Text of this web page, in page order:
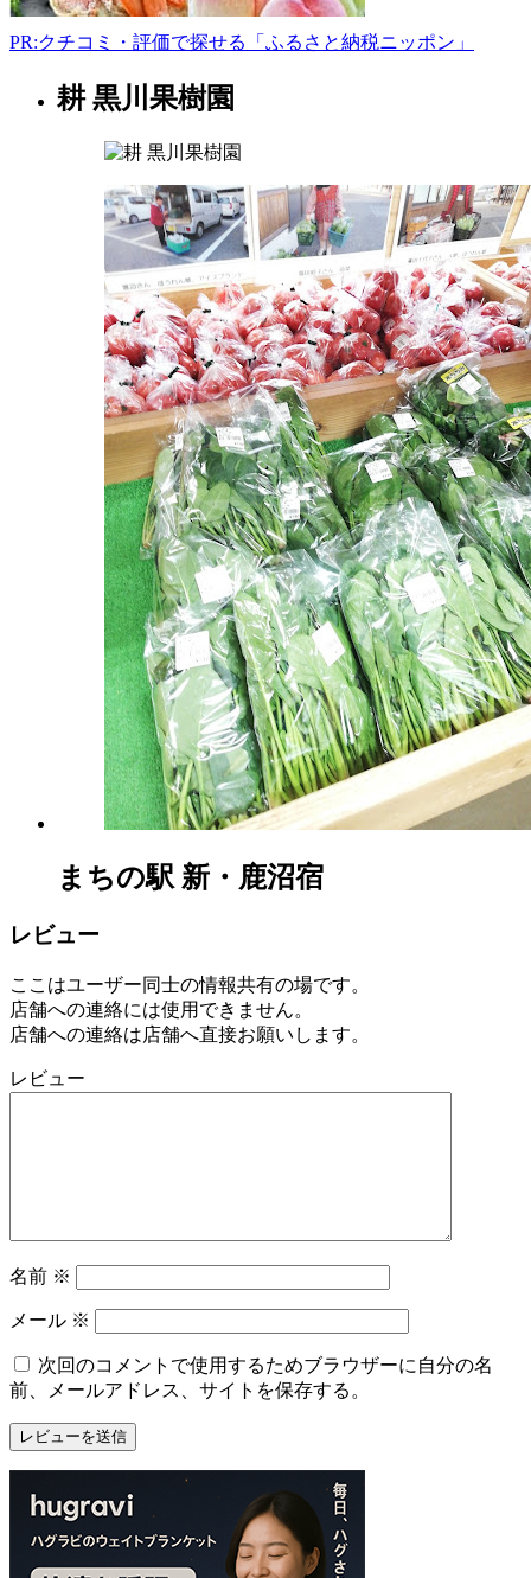
PR:クチコミ・評価で探せる「ふるさと納税ニッポン」
栃
耕 黒川果樹園
まちの駅 新・鹿沼宿
レビュー
ここはユーザー同士の情報共有の場です。
店舗への連絡には使用できません。
店舗への連絡は店舗へ直接お願いします。
レビュー
名前 ※
メール ※
次回のコメントで使用するためブラウザーに自分の名
前、メールアドレス、サイトを保存する。